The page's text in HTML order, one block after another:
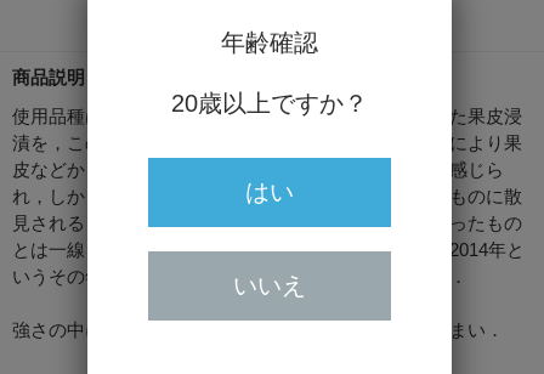
商品説明
使用品種はアルネイズ．前年まで部分的に行われてきた果皮浸
漬を，この年初めて全量に対し行ったようです．これにより果
皮などから抽出されるタンニンなどの要素がしっかり感じら
れ，しかし昨今の所謂「自然派」と呼ばれる造り手のものに散
見される，度が過ぎてかえって複雑味やフィネスを失ったもの
とは一線を画す仕上がり．絶妙な匙加減．もちろん，2014年と
いうその年の個性が寄与している部分もあるでしょう．
強さの中にもどこか「引き算の美学」を感じさせる佇まい．
年齢確認
20歳以上ですか？
はい
いいえ